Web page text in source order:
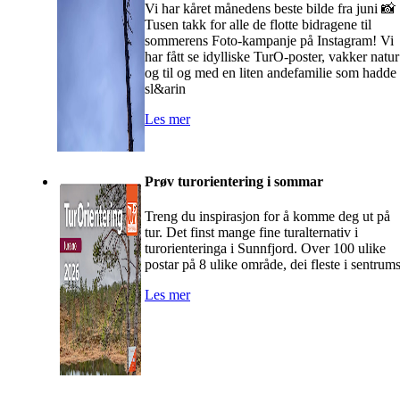
Vi har kåret månedens beste bilde fra juni 📸
Tusen takk for alle de flotte bidragene til
sommerens Foto-kampanje på Instagram! Vi
har fått se idylliske TurO-poster, vakker natur
og til og med en liten andefamilie som hadde
sl&arin
Les mer
Prøv turorientering i sommar
Treng du inspirasjon for å komme deg ut på
tur. Det finst mange fine turalternativ i
turorienteringa i Sunnfjord. Over 100 ulike
postar på 8 ulike område, dei fleste i sentrums
Les mer